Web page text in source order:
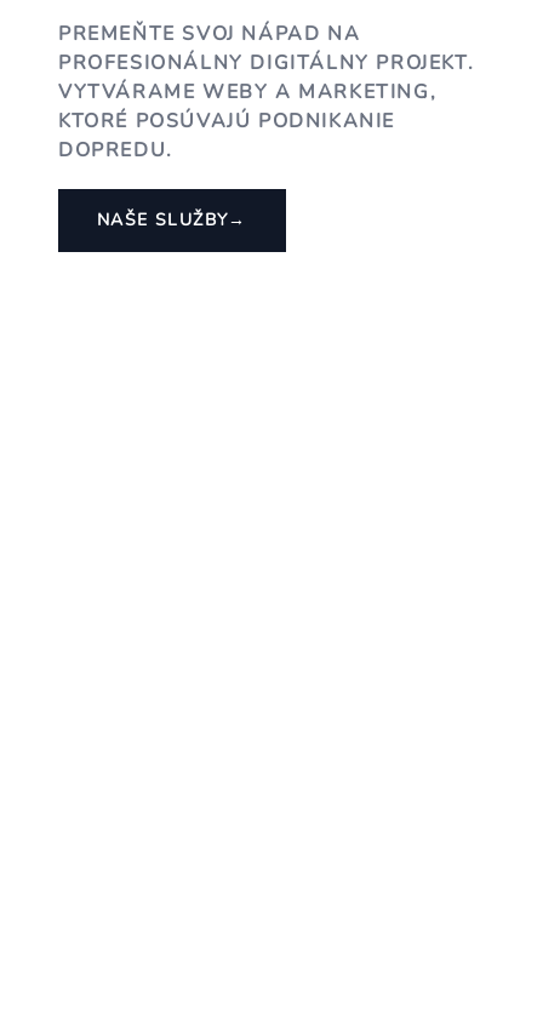
PREMEŇTE SVOJ NÁPAD NA
PROFESIONÁLNY DIGITÁLNY PROJEKT.
VYTVÁRAME WEBY A MARKETING,
KTORÉ POSÚVAJÚ PODNIKANIE
DOPREDU.
NAŠE SLUŽBY→